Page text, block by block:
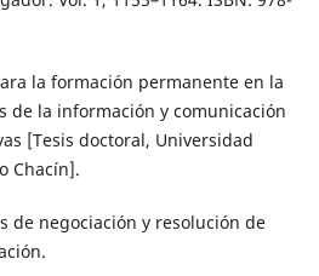
la formación permanente en la
de la información y comunicación
[Tesis doctoral, Universidad
Chacín].
de negociación y resolución de